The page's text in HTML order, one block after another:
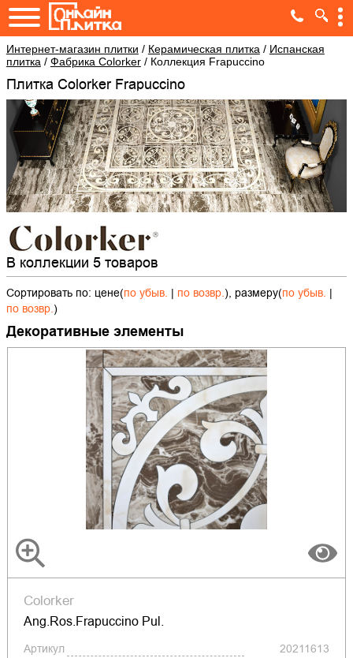
Интернет-магазин плитки / Керамическая плитка / Испанская
плитка / Фабрика Colorker/ Коллекция Frapuccino
Плитка Colorker Frapuccino
В коллекции 5 товаров
Сортировать по: цене(по убыв. | по возвр.), размеру(по убыв. |
по возвр.)
Декоративные элементы
Colorker
Ang.Ros.Frapuccino Pul.
Артикул
20211613